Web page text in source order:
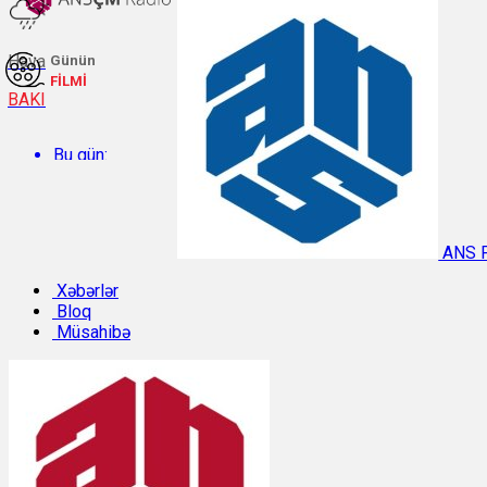
Hava
BAKI
Bu gün:
Temperatur: 30.4°C. Rütubət: 49%.
Sabah:
Günün
FİLMİ
ANS
Xəbərlər
Bloq
Müsahibə